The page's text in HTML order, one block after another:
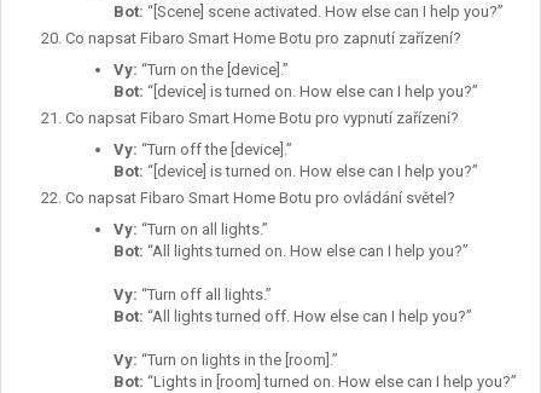
Bot: “[Scene] scene activated. How else can I help you?”
Co napsat Fibaro Smart Home Botu pro zapnutí zařízení?
Vy: “Turn on the [device].”
Bot: “[device] is turned on. How else can I help you?”
Co napsat Fibaro Smart Home Botu pro vypnutí zařízení?
Vy: “Turn off the [device].”
Bot: “[device] is turned on. How else can I help you?”
Co napsat Fibaro Smart Home Botu pro ovládání světel?
Vy: “Turn on all lights.”
Bot: “All lights turned on. How else can I help you?”
Vy: “Turn off all lights.”
Bot: “All lights turned off. How else can I help you?”
Vy: “Turn on lights in the [room].”
Bot: “Lights in [room] turned on. How else can I help you?”